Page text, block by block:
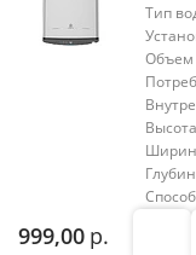
Тип
Объем
999,00 р.